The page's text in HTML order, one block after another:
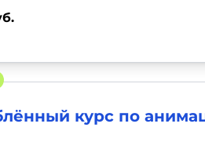
курс по
профориентацию